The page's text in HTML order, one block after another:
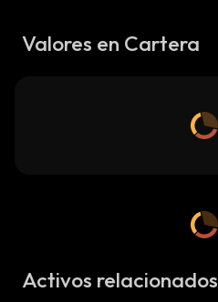
Valores en Cartera
Activos relacionados